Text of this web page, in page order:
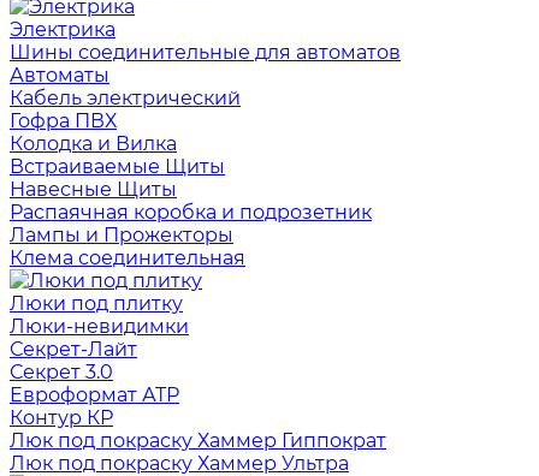
Электрика
Шины соединительные для автоматов
Автоматы
Кабель электрический
Гофра ПВХ
Колодка и Вилка
Встраиваемые Щиты
Навесные Щиты
Распаячная коробка и подрозетник
Лампы и Прожекторы
Клема соединительная
Люки под плитку
Люки-невидимки
Секрет-Лайт
Секрет 3.0
Евроформат АТР
Контур КР
Люк под покраску Хаммер Гиппократ
Люк под покраску Хаммер Ультра